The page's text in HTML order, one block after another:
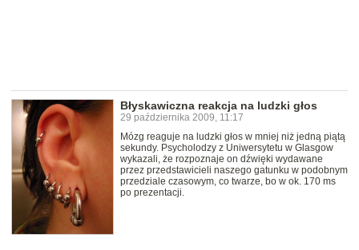
Błyskawiczna reakcja na ludzki głos
29 października 2009, 11:17
Mózg reaguje na ludzki głos w mniej niż jedną piątą
sekundy. Psycholodzy z Uniwersytetu w Glasgow
wykazali, że rozpoznaje on dźwięki wydawane
przez przedstawicieli naszego gatunku w podobnym
przedziale czasowym, co twarze, bo w ok. 170 ms
po prezentacji.